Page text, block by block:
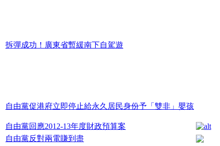
拆彈成功！廣東省暫緩南下自駕遊
自由黨促港府立即停止給永久居民身份予「雙非」嬰孩
自由黨回應2012-13年度財政預算案
自由黨反對兩電賺到盡